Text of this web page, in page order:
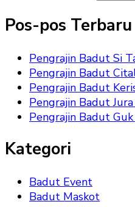
Pos-pos Terbaru
Pengrajin Badut Si
Pengrajin Badut
Pengrajin Badut
Pengrajin Badut
Pengrajin Badut
Kategori
Badut Event
Badut Maskot